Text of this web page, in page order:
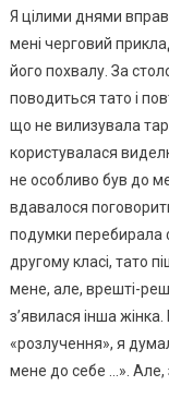
Я цілими днями
мені черговий
його похвалу. За
поводиться тато і
що не вилизувала
користувалася
не особливо був до
вдавалося
подумки перебирала
другому класі, тато
мене, але, врешті-
з’явилася інша
«розлучення», я
мене до себе …».